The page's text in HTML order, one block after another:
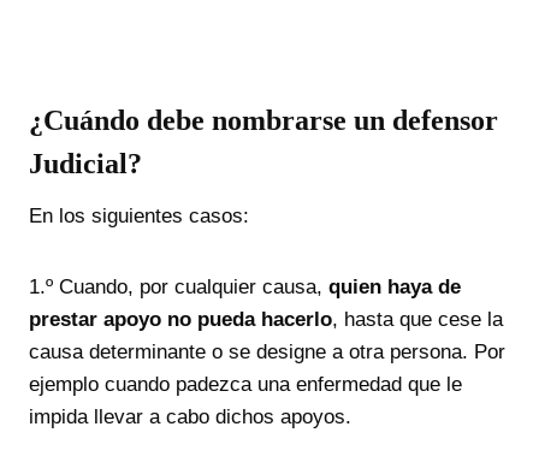
¿Cuándo debe nombrarse un defensor
Judicial?
En los siguientes casos:
1.º Cuando, por cualquier causa, quien haya de
prestar apoyo no pueda hacerlo, hasta que cese la
causa determinante o se designe a otra persona. Por
ejemplo cuando padezca una enfermedad que le
impida llevar a cabo dichos apoyos.